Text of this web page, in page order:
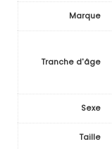
Marque
Tranche d'âge
Sexe
Taille